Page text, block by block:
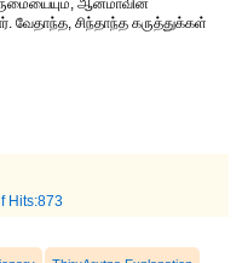
ஆன்மாவின்
வேதாந்த, சிந்தாந்த கருத்துக்கள்
Hits:873